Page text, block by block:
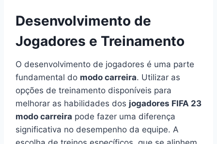
Desenvolvimento de
Jogadores e Treinamento
O desenvolvimento de jogadores é uma parte
fundamental do modo carreira. Utilizar as
opções de treinamento disponíveis para
melhorar as habilidades dos jogadores FIFA 23
modo carreira pode fazer uma diferença
significativa no desempenho da equipe. A